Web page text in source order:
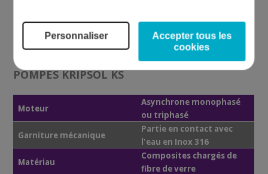
+ Compatible tout type de piscine
CARACTÉRISTIQUES TECHNIQUES DES
POMPES KRIPSOL KS
Moteur
Asynchrone monophasé
ou triphasé
Garniture mécanique
Partie en contact avec
l'eau en Inox 316
Matériau
Composites chargés de
fibre de verre
Personnaliser
Accepter tous les
cookies